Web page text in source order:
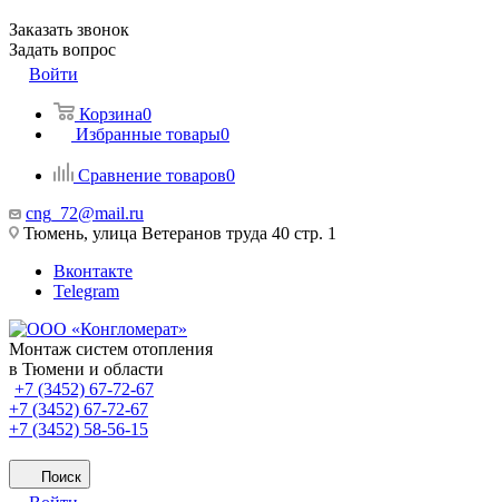
Заказать звонок
Задать вопрос
Войти
Корзина0
Избранные товары0
Сравнение товаров0
cng_72@mail.ru
Тюмень, улица Ветеранов труда 40 стр. 1
Вконтакте
Telegram
Монтаж систем отопления
в Тюмени и области
+7 (3452) 67-72-67
+7 (3452) 67-72-67
+7 (3452) 58-56-15
Поиск